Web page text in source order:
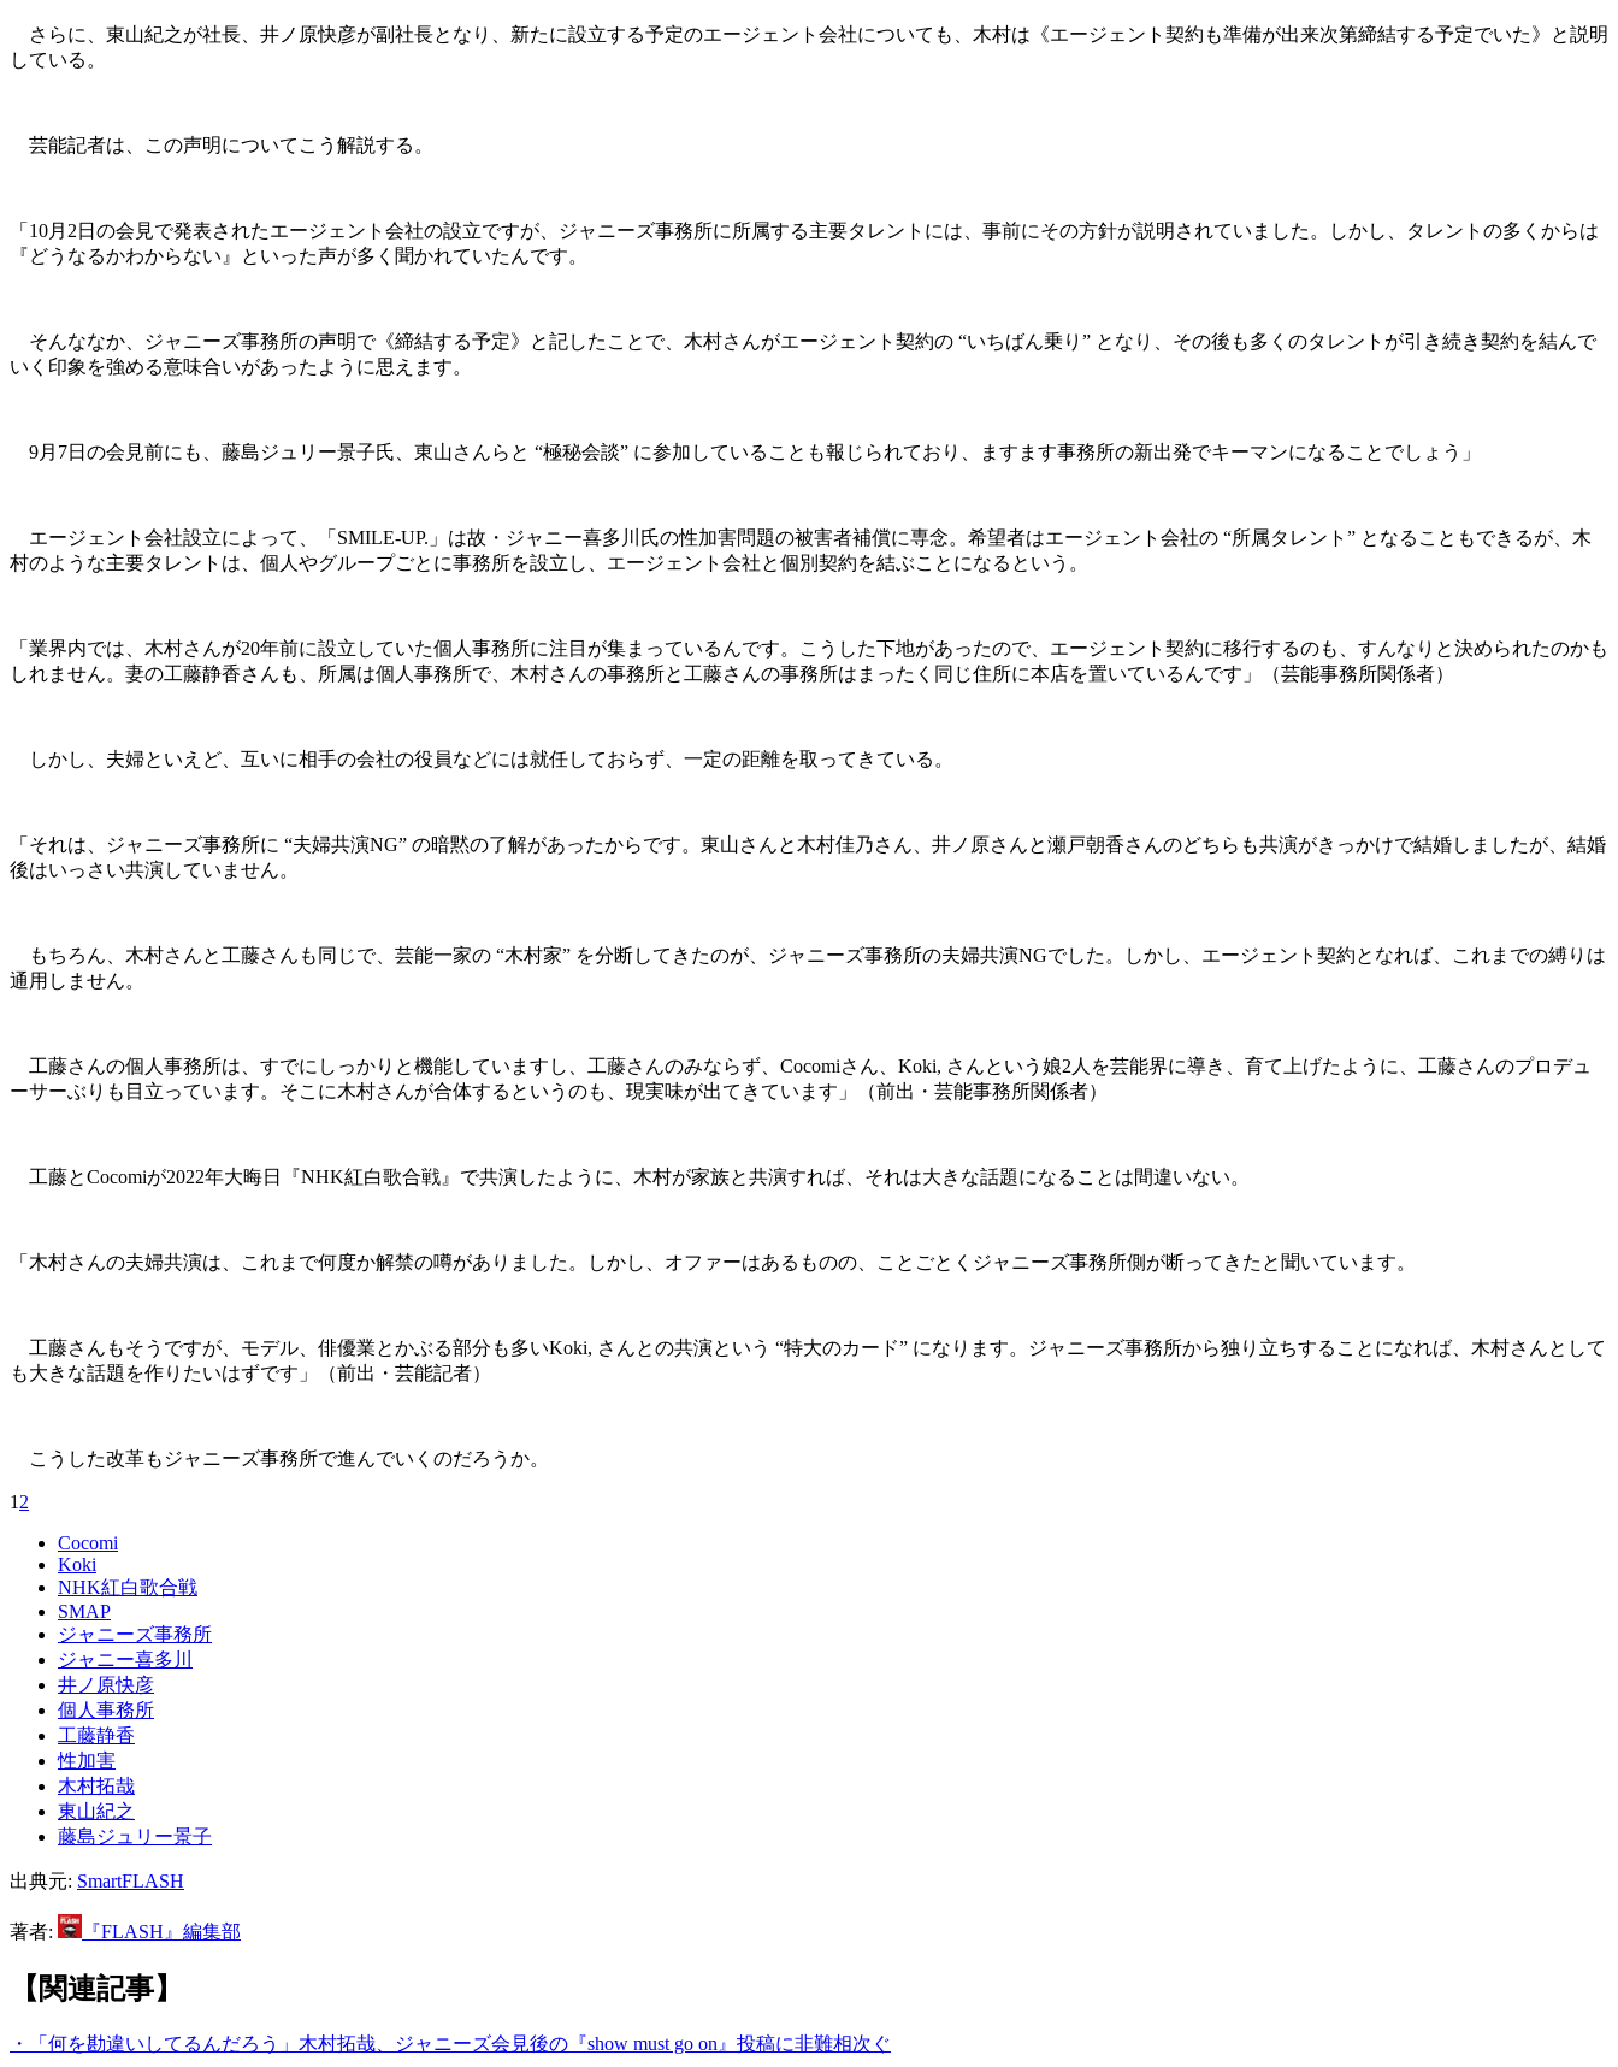
さらに、東山紀之が社長、井ノ原快彦が副社長となり、新たに設立する予定のエージェント会社についても、木村は《エージェント契約も準備が出来次第締結する予定でいた》と説明
している。
芸能記者は、この声明についてこう解説する。
「10月2日の会見で発表されたエージェント会社の設立ですが、ジャニーズ事務所に所属する主要タレントには、事前にその方針が説明されていました。しかし、タレントの多くからは
『どうなるかわからない』といった声が多く聞かれていたんです。
そんななか、ジャニーズ事務所の声明で《締結する予定》と記したことで、木村さんがエージェント契約の “いちばん乗り” となり、その後も多くのタレントが引き続き契約を結んで
いく印象を強める意味合いがあったように思えます。
9月7日の会見前にも、藤島ジュリー景子氏、東山さんらと “極秘会談” に参加していることも報じられており、ますます事務所の新出発でキーマンになることでしょう」
エージェント会社設立によって、「SMILE-UP.」は故・ジャニー喜多川氏の性加害問題の被害者補償に専念。希望者はエージェント会社の “所属タレント” となることもできるが、木
村のような主要タレントは、個人やグループごとに事務所を設立し、エージェント会社と個別契約を結ぶことになるという。
「業界内では、木村さんが20年前に設立していた個人事務所に注目が集まっているんです。こうした下地があったので、エージェント契約に移行するのも、すんなりと決められたのかも
しれません。妻の工藤静香さんも、所属は個人事務所で、木村さんの事務所と工藤さんの事務所はまったく同じ住所に本店を置いているんです」（芸能事務所関係者）
しかし、夫婦といえど、互いに相手の会社の役員などには就任しておらず、一定の距離を取ってきている。
「それは、ジャニーズ事務所に “夫婦共演NG” の暗黙の了解があったからです。東山さんと木村佳乃さん、井ノ原さんと瀬戸朝香さんのどちらも共演がきっかけで結婚しましたが、結婚
後はいっさい共演していません。
もちろん、木村さんと工藤さんも同じで、芸能一家の “木村家” を分断してきたのが、ジャニーズ事務所の夫婦共演NGでした。しかし、エージェント契約となれば、これまでの縛りは
通用しません。
工藤さんの個人事務所は、すでにしっかりと機能していますし、工藤さんのみならず、Cocomiさん、Koki, さんという娘2人を芸能界に導き、育て上げたように、工藤さんのプロデュ
ーサーぶりも目立っています。そこに木村さんが合体するというのも、現実味が出てきています」（前出・芸能事務所関係者）
工藤とCocomiが2022年大晦日『NHK紅白歌合戦』で共演したように、木村が家族と共演すれば、それは大きな話題になることは間違いない。
「木村さんの夫婦共演は、これまで何度か解禁の噂がありました。しかし、オファーはあるものの、ことごとくジャニーズ事務所側が断ってきたと聞いています。
工藤さんもそうですが、モデル、俳優業とかぶる部分も多いKoki, さんとの共演という “特大のカード” になります。ジャニーズ事務所から独り立ちすることになれば、木村さんとして
も大きな話題を作りたいはずです」（前出・芸能記者）
こうした改革もジャニーズ事務所で進んでいくのだろうか。
1 2
Cocomi
Koki
NHK紅白歌合戦
SMAP
ジャニーズ事務所
ジャニー喜多川
井ノ原快彦
個人事務所
工藤静香
性加害
木村拓哉
東山紀之
藤島ジュリー景子
出典元: SmartFLASH
著者: 『FLASH』編集部
【関連記事】
・「何を勘違いしてるんだろう」木村拓哉、ジャニーズ会見後の『show must go on』投稿に非難相次ぐ